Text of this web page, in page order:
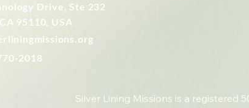
Drive, Ste 232
95110, USA
2018
Silver Lining Missions is a registered